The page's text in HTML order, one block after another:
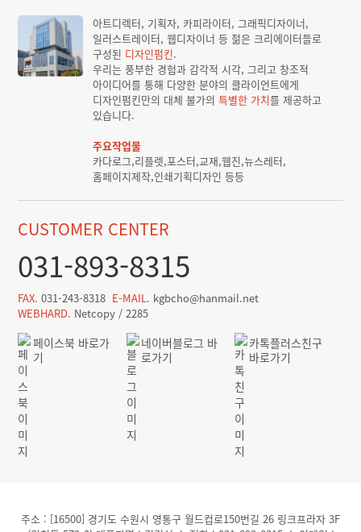
아트디렉터, 기획자, 카피라이터, 그래픽디자이너,
일러스트레이터, 웹디자이너 등 젊은 크리에이터들로
구성된 디자인펌킨.
우리는 풍부한 경험과 감각적 시각, 그리고 창조적
아이디어를 통해 다양한 분야의 클라이언트에게
디자인펌킨만의 대체 불가의특별한 가치를 제공하고
있습니다.
주요작업물
카다로그,리플렛,포스터,교재,웹진,뉴스레터,
홈페이지제작,인쇄기획디자인 등등
CUSTOMER CENTER
031-893-8315
FAX. 031-243-8318 E-MAIL. kgbcho@hanmail.net
WEBHARD. Netcopy / 2285
페이스북 바로가
기
네이버블로그 바
로가기
카톡플러스친구
바로가기
주소 : [16500] 경기도 수원시 영통구 월드컵로150번길 26 링크프라자 3F